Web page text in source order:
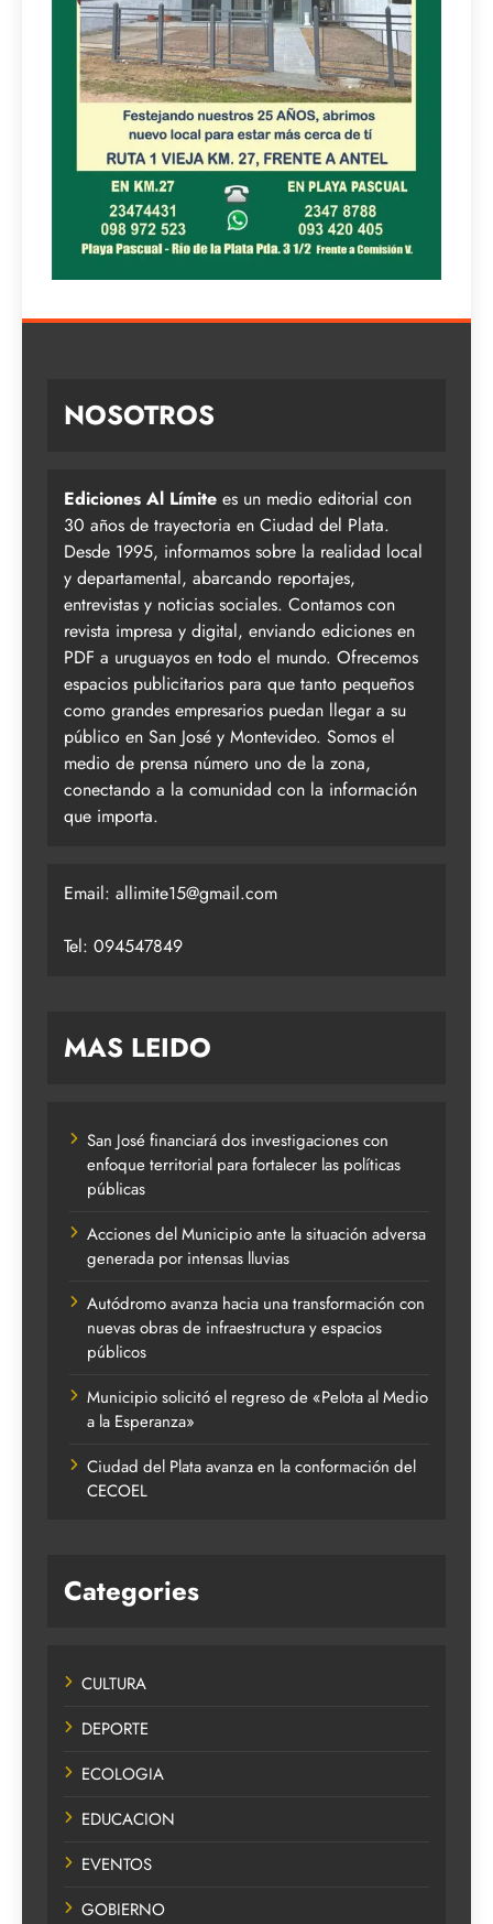
NOSOTROS
Ediciones Al Límite es un medio editorial con
30 años de trayectoria en Ciudad del Plata.
Desde 1995, informamos sobre la realidad local
y departamental, abarcando reportajes,
entrevistas y noticias sociales. Contamos con
revista impresa y digital, enviando ediciones en
PDF a uruguayos en todo el mundo. Ofrecemos
espacios publicitarios para que tanto pequeños
como grandes empresarios puedan llegar a su
público en San José y Montevideo. Somos el
medio de prensa número uno de la zona,
conectando a la comunidad con la información
que importa.
Email: allimite15@gmail.com
Tel: 094547849
MAS LEIDO
San José financiará dos investigaciones con
enfoque territorial para fortalecer las políticas
públicas
Acciones del Municipio ante la situación adversa
generada por intensas lluvias
Autódromo avanza hacia una transformación con
nuevas obras de infraestructura y espacios
públicos
Municipio solicitó el regreso de «Pelota al Medio
a la Esperanza»
Ciudad del Plata avanza en la conformación del
CECOEL
Categories
CULTURA
DEPORTE
ECOLOGIA
EDUCACION
EVENTOS
GOBIERNO